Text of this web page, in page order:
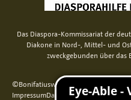
Das Diaspora-Kommissariat der
Diakone in Nord-, Mittel- und
zweckgebunden über
©Bonifatiuswerk der deutschen
ImpressumDatenschutzCookie-